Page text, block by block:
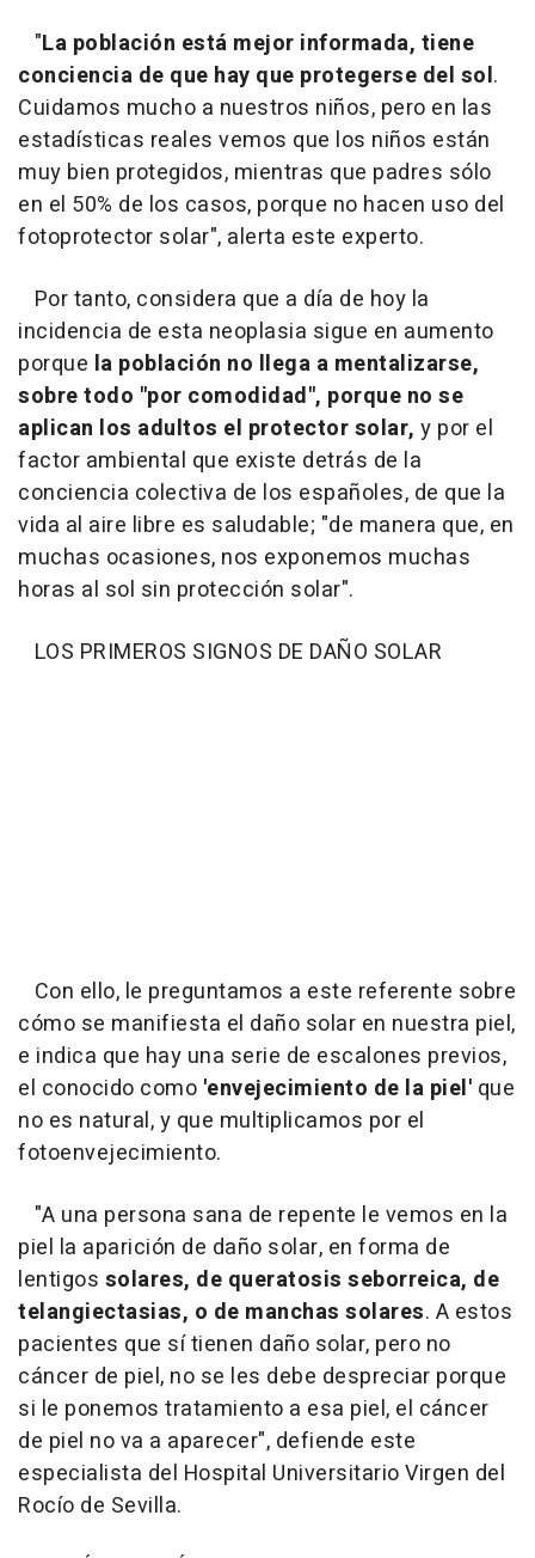
"La población está mejor informada, tiene
conciencia de que hay que protegerse del sol.
Cuidamos mucho a nuestros niños, pero en las
estadísticas reales vemos que los niños están
muy bien protegidos, mientras que padres sólo
en el 50% de los casos, porque no hacen uso del
fotoprotector solar", alerta este experto.
Por tanto, considera que a día de hoy la
incidencia de esta neoplasia sigue en aumento
porque la población no llega a mentalizarse,
sobre todo "por comodidad", porque no se
aplican los adultos el protector solar, y por el
factor ambiental que existe detrás de la
conciencia colectiva de los españoles, de que la
vida al aire libre es saludable; "de manera que, en
muchas ocasiones, nos exponemos muchas
horas al sol sin protección solar".
LOS PRIMEROS SIGNOS DE DAÑO SOLAR
Con ello, le preguntamos a este referente sobre
cómo se manifiesta el daño solar en nuestra piel,
e indica que hay una serie de escalones previos,
el conocido como 'envejecimiento de la piel' que
no es natural, y que multiplicamos por el
fotoenvejecimiento.
"A una persona sana de repente le vemos en la
piel la aparición de daño solar, en forma de
lentigos solares, de queratosis seborreica, de
telangiectasias, o de manchas solares. A estos
pacientes que sí tienen daño solar, pero no
cáncer de piel, no se les debe despreciar porque
si le ponemos tratamiento a esa piel, el cáncer
de piel no va a aparecer", defiende este
especialista del Hospital Universitario Virgen del
Rocío de Sevilla.